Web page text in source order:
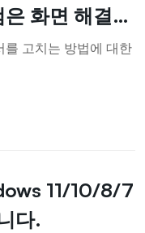
화면 해결
를 고치는 방법에 대한
11/10/8/7
다.